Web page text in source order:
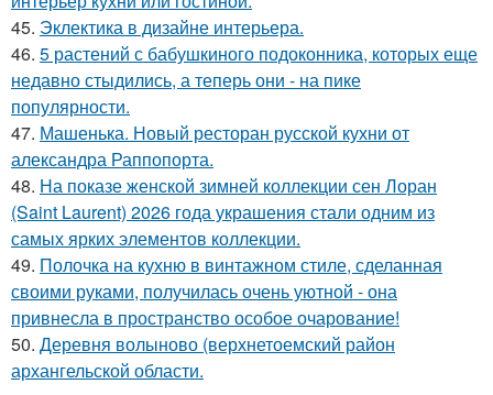
45. Эклектика в дизайне интерьера.
46. 5 растений с бабушкиного подоконника, которых еще
недавно стыдились, а теперь они - на пике
популярности.
47. Машенька. Новый ресторан русской кухни от
александра Раппопорта.
48. На показе женской зимней коллекции сен Лоран
(Saint Laurent) 2026 года украшения стали одним из
самых ярких элементов коллекции.
49. Полочка на кухню в винтажном стиле, сделанная
своими руками, получилась очень уютной - она
привнесла в пространство особое очарование!
50. Деревня волыново (верхнетоемский район
архангельской области.